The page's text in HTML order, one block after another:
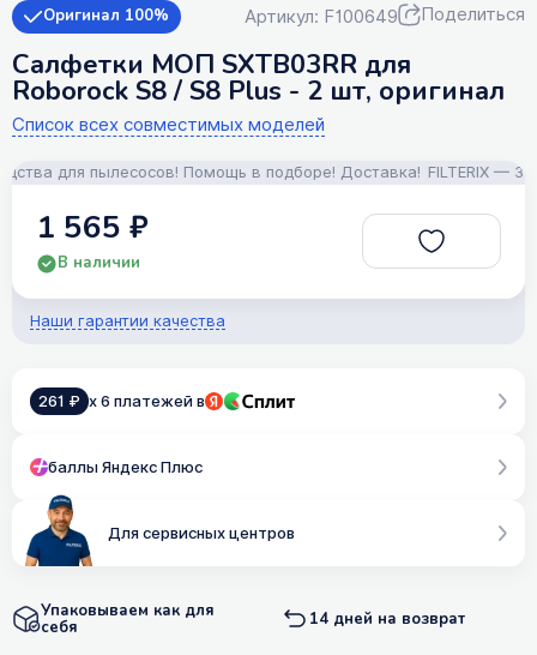
Оригинал 100% Артикул: F100649 Поделиться
Салфетки МОП SXTB03RR для
Roborock S8 / S8 Plus - 2 шт, оригинал
Список всех совместимых моделей
для пылесосов! Помощь в подборе! Доставка! FILTERIX —
1 565 ₽
В наличии
Наши гарантии качества
261 ₽ x 6 платежей в
баллы Яндекс Плюс
Для сервисных центров
Упаковываем как для
себя 14 дней на возврат